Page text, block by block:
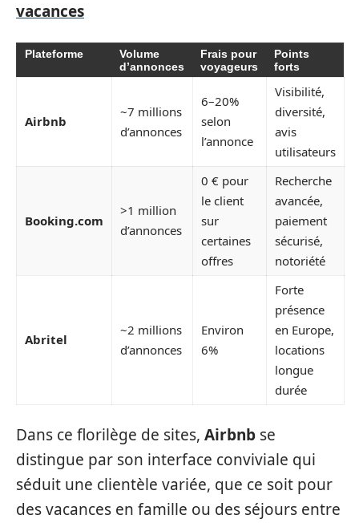
vacances
Plateforme
Volume
d’annonces
Frais pour
voyageurs
Points
forts
Airbnb
~7 millions
d’annonces
6–20%
selon
l’annonce
Visibilité,
diversité,
avis
utilisateurs
Booking.com
>1 million
d’annonces
0 € pour
le client
sur
certaines
offres
Recherche
avancée,
paiement
sécurisé,
notoriété
Abritel
~2 millions
d’annonces
Environ
6%
Forte
présence
en Europe,
locations
longue
durée
Dans ce florilège de sites, Airbnb se
distingue par son interface conviviale qui
séduit une clientèle variée, que ce soit pour
des vacances en famille ou des séjours entre